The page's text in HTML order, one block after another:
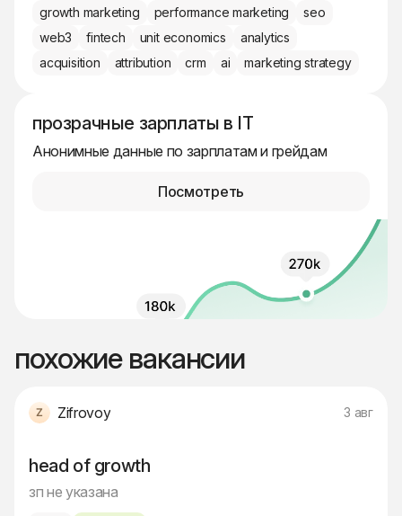
growth marketing performance marketing
seo
web3
fintech unit economics
analytics
acquisition
attribution crm ai marketing strategy
прозрачные зарплаты в IT
Анонимные данные по зарплатам и грейдам
Посмотреть
похожие вакансии
Zifrovoy 3 авг
head of growth
зп не указана